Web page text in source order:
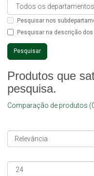
Pesquisar nos
Pesquisar na descrição dos
Produtos que
pesquisa.
Comparação de produtos